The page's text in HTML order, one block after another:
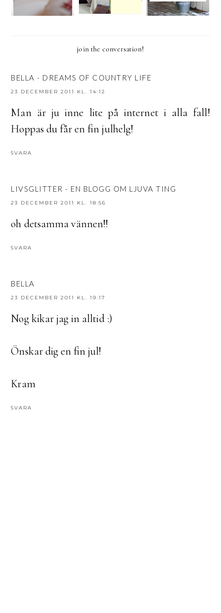
join the conversation!
BELLA - DREAMS OF COUNTRY LIFE
23 DECEMBER 2011 KL. 14:12
Man är ju inne lite på internet i alla fall!
Hoppas du får en fin julhelg!
SVARA
LIVSGLITTER - EN BLOGG OM LJUVA TING
23 DECEMBER 2011 KL. 18:56
oh detsamma vännen!!
SVARA
BELLA
23 DECEMBER 2011 KL. 19:17
Nog kikar jag in alltid :)
Önskar dig en fin jul!
Kram
SVARA